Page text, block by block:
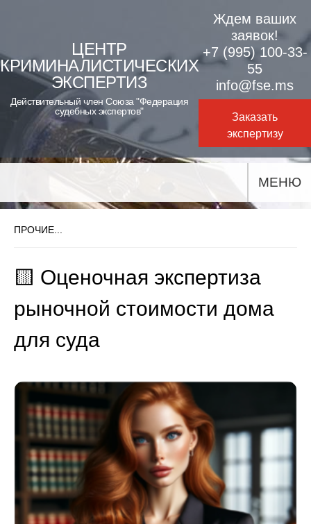
content
ЦЕНТР
КРИМИНАЛИСТИЧЕСКИХ
ЭКСПЕРТИЗ
Действительный член Союза "Федерация
судебных экспертов"
Ждем ваших
заявок!
+7 (995) 100-33-
55
info@fse.ms
Заказать
экспертизу
МЕНЮ
ПРОЧИЕ...
🟨 Оценочная экспертиза
рыночной стоимости дома
для суда